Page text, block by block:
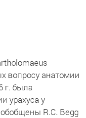
вопросу анатомии
г. была
урахуса у
R.C. Begg